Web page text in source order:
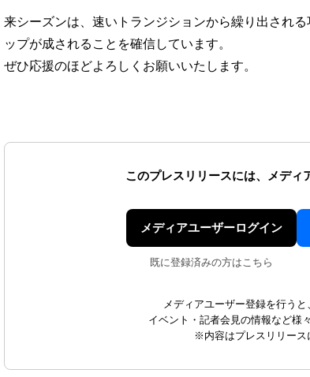
来シーズンは、速いトランジションから繰り出され
ップが成されることを確信しています。
ぜひ応援のほどよろしくお願いいたします。
このプレスリリースには、 メディ
メディアユーザーログイン
既に登録済みの方はこちら
メディアユーザー登録を行うと
イベント・記者会見の情報など様
※内容はプレスリリース